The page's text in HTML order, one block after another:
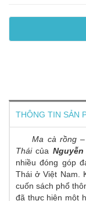
THÔNG TIN SẢN
Ma cà rồng
Tháicủa
nhiều đóng góp
Thái ở Việt Nam.
cuốn sách phổ
đã thực hiện một